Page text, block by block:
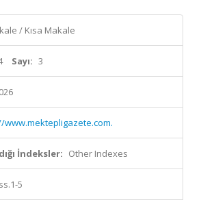
/ Kısa Makale
Sayı: 3
www.mektepligazete.com.
İndeksler: Other Indexes
ss.1-5